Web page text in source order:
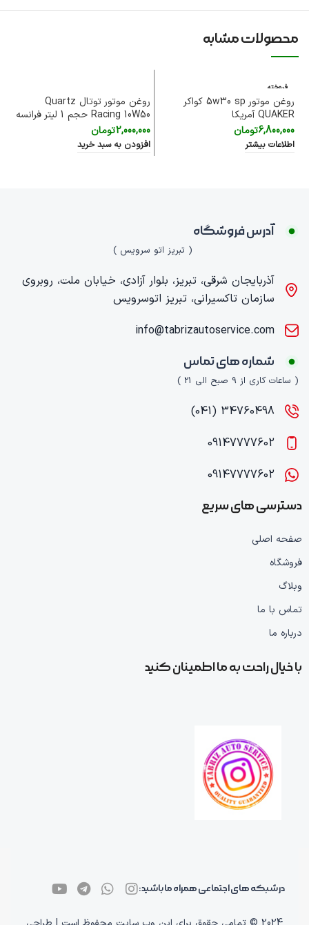
محصولات مشابه
فروخته
شده
روغن موتور 5w30 sp کواکر
QUAKER آمریکا
6,800,000تومان
اطلاعات بیشتر
روغن موتور توتال Quartz
Racing 10W50 حجم 1 لیتر فرانسه
2,000,000تومان
افزودن به سبد خرید
آدرس فروشگاه
( تبریز اتو سرویس )
آذربایجان شرقی، تبریز، بلوار آزادی، خیابان ملت، روبروی
سازمان تاکسیرانی، تبریز اتوسرویس
info@tabrizautoservice.com
شماره های تماس
( ساعات کاری از 9 صبح الی 21 )
34760498 (041)
09147777602
09147777602
دسترسی های سریع
صفحه اصلی
فروشگاه
وبلاگ
تماس با ما
درباره ما
با خیال راحت به ما اطمینان کنید
در شبکه های اجتماعی همراه ما باشید: